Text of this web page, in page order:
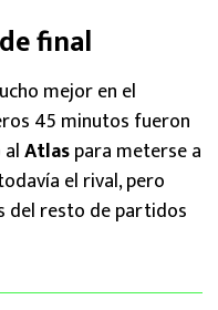
final
mejor en el
45 minutos fueron
Atlaspara meterse a
el rival, pero
del resto de partidos